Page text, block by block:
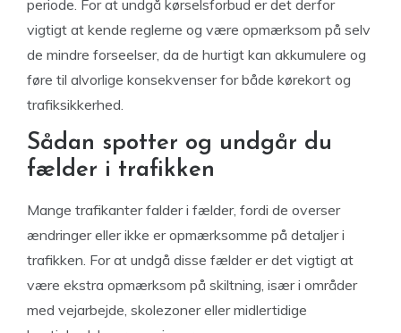
periode. For at undgå kørselsforbud er det derfor
vigtigt at kende reglerne og være opmærksom på selv
de mindre forseelser, da de hurtigt kan akkumulere og
føre til alvorlige konsekvenser for både kørekort og
trafiksikkerhed.
Sådan spotter og undgår du
fælder i trafikken
Mange trafikanter falder i fælder, fordi de overser
ændringer eller ikke er opmærksomme på detaljer i
trafikken. For at undgå disse fælder er det vigtigt at
være ekstra opmærksom på skiltning, især i områder
med vejarbejde, skolezoner eller midlertidige